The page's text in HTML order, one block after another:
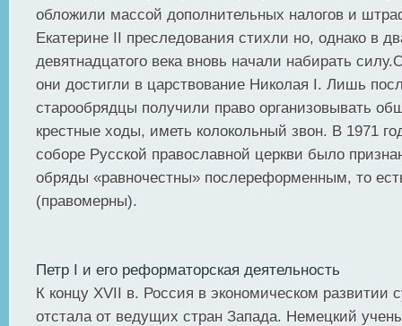
обложили массой дополнительных налогов и
Екатерине II преследования стихли но, однако в
девятнадцатого века вновь начали набирать
они достигли в царствование Николая I. Лишь
старообрядцы получили право организовывать
крестные ходы, иметь колокольный звон. В 1971
соборе Русской православной церкви было
обряды «равночестны» послереформенным, то
(правомерны).
Петр I и его реформаторская деятельность
К концу XVII в. Россия в экономическом развитии
отстала от ведущих стран Запада. Немецкий